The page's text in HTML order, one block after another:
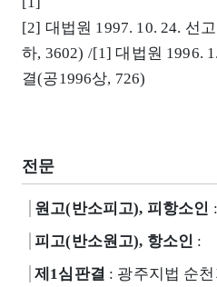
[2] 대법원 1997. 10. 24. 선
하, 3602) /[1] 대법원 1996.
결(공1996상, 726)
전문
원고(반소피고), 피항소인 :
피고(반소원고), 항소인 :
제1심판결 : 광주지법 순